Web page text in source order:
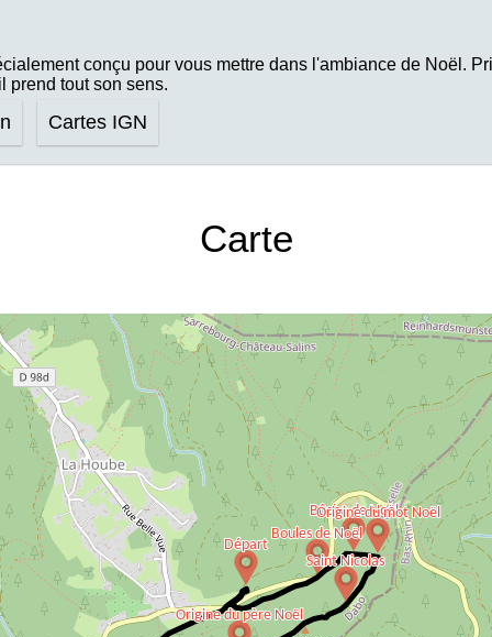
conçu pour vous mettre dans l'ambiance de Noël.
prend tout son sens.
Cartes IGN
Carte